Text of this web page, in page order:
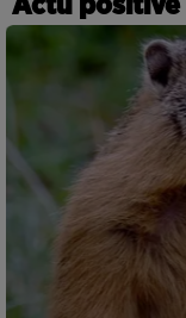
Actu positive